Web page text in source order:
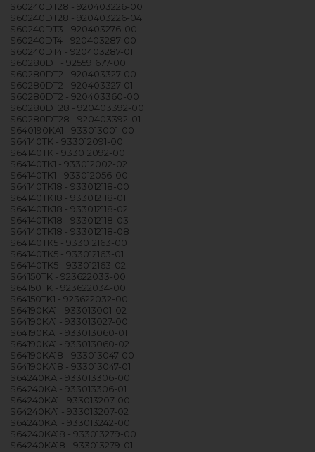
S60240DT28 - 920403226-00
S60240DT28 - 920403226-04
S60240DT3 - 920403276-00
S60240DT4 - 920403287-00
S60240DT4 - 920403287-01
S60280DT - 925591677-00
S60280DT2 - 920403327-00
S60280DT2 - 920403327-01
S60280DT2 - 920403360-00
S60280DT28 - 920403392-00
S60280DT28 - 920403392-01
S640190KA1 - 933013001-00
S64140TK - 933012091-00
S64140TK - 933012092-00
S64140TK1 - 933012002-02
S64140TK1 - 933012056-00
S64140TK18 - 933012118-00
S64140TK18 - 933012118-01
S64140TK18 - 933012118-02
S64140TK18 - 933012118-03
S64140TK18 - 933012118-08
S64140TK5 - 933012163-00
S64140TK5 - 933012163-01
S64140TK5 - 933012163-02
S64150TK - 923622033-00
S64150TK - 923622034-00
S64150TK1 - 923622032-00
S64190KA1 - 933013001-02
S64190KA1 - 933013027-00
S64190KA1 - 933013060-01
S64190KA1 - 933013060-02
S64190KA18 - 933013047-00
S64190KA18 - 933013047-01
S64240KA - 933013306-00
S64240KA - 933013306-01
S64240KA1 - 933013207-00
S64240KA1 - 933013207-02
S64240KA1 - 933013242-00
S64240KA18 - 933013279-00
S64240KA18 - 933013279-01